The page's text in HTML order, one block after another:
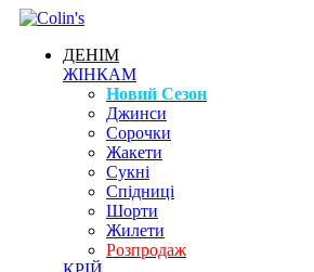
ДЕНІМ
ЖІНКАМ
Новий Сезон
Джинси
Сорочки
Жакети
Сукні
Спідниці
Шорти
Жилети
Розпродаж